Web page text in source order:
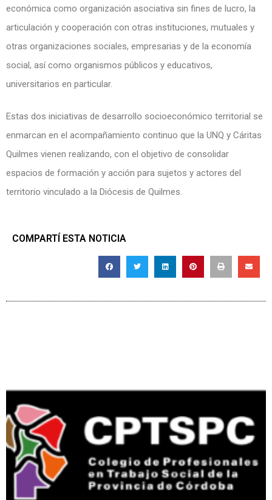
económica como organización asociativa sin fines de lucro, la
articulación y cooperación con otras instituciones, mutuales y
otras organizaciones sociales, empresarias y de la economía
social, así como organismos públicos y educativos,
universitarios en particular.
Estas dos iniciativas de desarrollo socioeconómico territorial se
enmarcan en el acompañamiento continuo que la UNQ y Cáritas
Quilmes vienen realizando, con el objetivo de consolidar
espacios de formación y acción para sujetos y actores del
territorio vinculado a la Diócesis de Quilmes.
COMPARTÍ ESTA NOTICIA